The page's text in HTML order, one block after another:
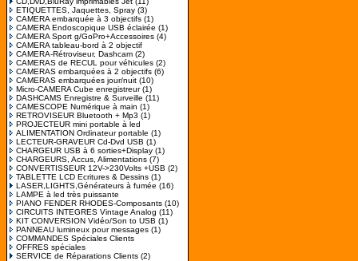
ETIQUETTES, Jaquettes, Spray (3)
CAMERA embarquée à 3 objectifs (1)
CAMERA Endoscopique USB éclairée (1)
CAMERA Sport g/GoPro+Accessoires (4)
CAMERA tableau-bord à 2 objectif
CAMERA-Rétroviseur, Dashcam (2)
CAMERAS de RECUL pour véhicules (2)
CAMERAS embarquées à 2 objectifs (6)
CAMERAS embarquées jour/nuit (10)
Micro-CAMERA Cube enregistreur(1)
DASHCAMS Enregistre & Surveille (11)
CAMESCOPE Numérique à main (1)
RETROVISEUR Bluetooth + Mp3 (1)
PROJECTEUR mini portable à led
ALIMENTATION Ordinateur portable (1)
LECTEUR-GRAVEUR Cd-Dvd USB (1)
CHARGEUR USB à 6 sorties+Display (1)
CHARGEURS, Accus, Alimentations (7)
CONVERTISSEUR 12V->230Volts +USB (2)
TABLETTE LCD Ecritures & Dessins (1)
LASER,LIGHTS,Générateurs à fumée (16)
LAMPE à led très puissante
PIANO FENDER RHODES-Composants (10)
CIRCUITS INTEGRES Vintage Analog (11)
KIT CONVERSION Vidéo/Son to USB (1)
PANNEAU lumineux pour messages (1)
COMMANDES Spéciales Clients
OFFRES spéciales
SERVICE de Réparations Clients (2)